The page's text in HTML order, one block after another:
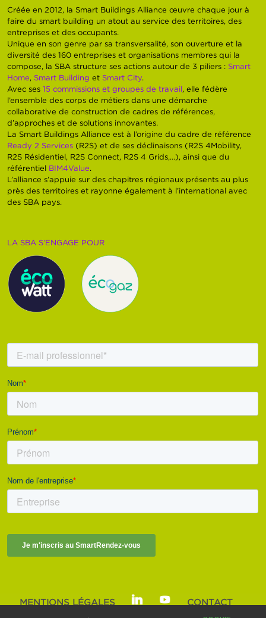
Créée en 2012, la Smart Buildings Alliance œuvre chaque jour à
faire du smart building un atout au service des territoires, des
entreprises et des occupants.
Unique en son genre par sa transversalité, son ouverture et la
diversité des 160 entreprises et organisations membres qui la
compose, la SBA structure ses actions autour de 3 piliers : Smart
Home, Smart Building et Smart City.
Avec ses15 commissions et groupes de travail, elle fédère
l’ensemble des corps de métiers dans une démarche
collaborative de construction de cadres de références,
d’approches et de solutions innovantes.
La Smart Buildings Alliance est à l’origine du cadre de référence
Ready 2 Services (R2S) et de ses déclinaisons (R2S 4Mobility,
R2S Résidentiel, R2S Connect, R2S 4 Grids,…), ainsi que du
référentiel BIM4Value.
L’alliance s’appuie sur des chapitres régionaux présents au plus
près des territoires et rayonne également à l’international avec
des SBA pays.
LA SBA S’ENGAGE POUR
MENTIONS LÉGALES
CONTACT